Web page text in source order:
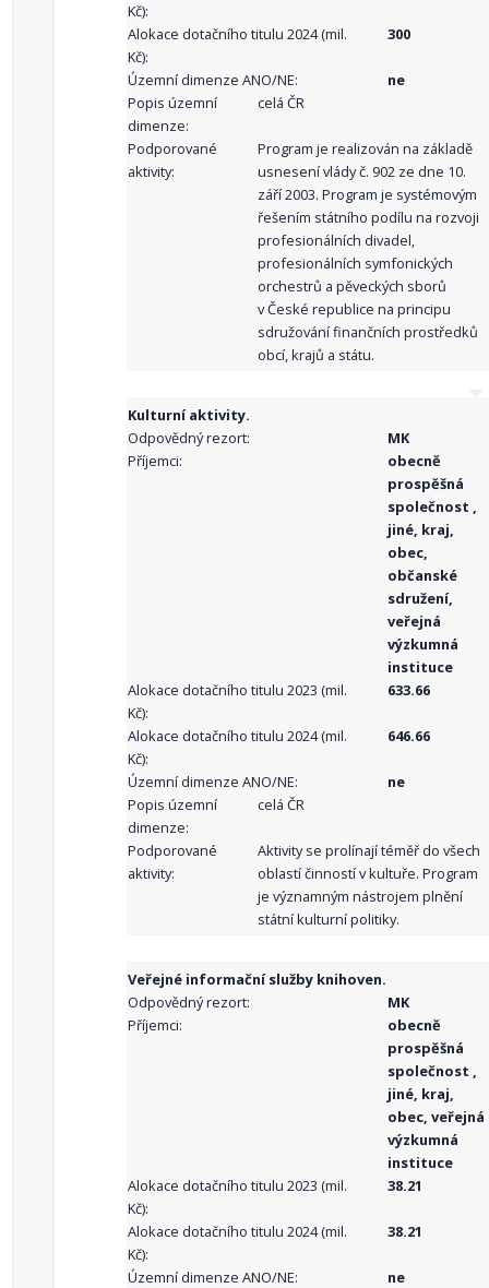
Kč):
Alokace dotačního titulu 2024 (mil.
Kč):
300
Územní dimenze ANO/NE:
ne
Popis územní
dimenze:
celá ČR
Podporované
aktivity:
Program je realizován na základě
usnesení vlády č. 902 ze dne 10.
září 2003. Program je systémovým
řešením státního podílu na rozvoji
profesionálních divadel,
profesionálních symfonických
orchestrů a pěveckých sborů
v České republice na principu
sdružování finančních prostředků
obcí, krajů a státu.
Kulturní aktivity.
Odpovědný rezort:
MK
Příjemci:
obecně
prospěšná
společnost ,
jiné, kraj,
obec,
občanské
sdružení,
veřejná
výzkumná
instituce
Alokace dotačního titulu 2023 (mil.
Kč):
633.66
Alokace dotačního titulu 2024 (mil.
Kč):
646.66
Územní dimenze ANO/NE:
ne
Popis územní
dimenze:
celá ČR
Podporované
aktivity:
Aktivity se prolínají téměř do všech
oblastí činností v kultuře. Program
je významným nástrojem plnění
státní kulturní politiky.
Veřejné informační služby knihoven.
Odpovědný rezort:
MK
Příjemci:
obecně
prospěšná
společnost ,
jiné, kraj,
obec, veřejná
výzkumná
instituce
Alokace dotačního titulu 2023 (mil.
Kč):
38.21
Alokace dotačního titulu 2024 (mil.
Kč):
38.21
Územní dimenze ANO/NE:
ne